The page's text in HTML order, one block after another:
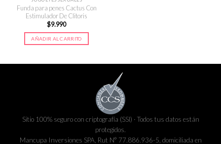
Funda para penes Cactus Con
Estimulador De Clitoris
$9.990
AÑADIR AL CARRITO
Sitio 100% seguro con criptografía (SSl) · Todos tus datos están
protegidos.
Mancupa Inversiones SPA, Rut N° 77.886.936-5, domiciliada en